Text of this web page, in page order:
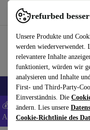
refurbed
Unsere Produkte und
werden wiederverwendet.
relevantere Inhalte
funktioniert, würden wir
analysieren und Inhalte
First- und Third-Party-
Einverständnis. Die
ändern. Lies unsere
Cookie-Richtlinie des
refurbed schnell und einfach
🎒 Back to school Handys
💰 Extra -5% auf Samsung-
ANDROID5 -AGB